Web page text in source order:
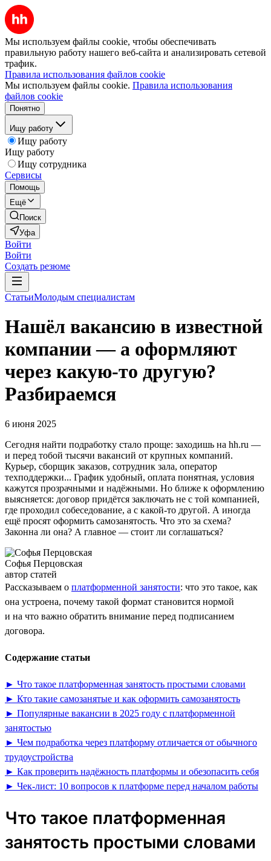
Мы используем файлы cookie, чтобы обеспечивать
правильную работу нашего веб-сайта и анализировать сетевой
трафик.
Правила использования файлов cookie
Мы используем файлы cookie. Правила использования
файлов cookie
Понятно
Ищу работу
Ищу работу
Ищу работу
Ищу сотрудника
Сервисы
Помощь
Ещё
Поиск
Уфа
Войти
Войти
Создать резюме
СтатьиМолодым специалистам
Нашёл вакансию в известной
компании — а оформляют
через какую-то другую?
Разбираемся
6 июня 2025
Сегодня найти подработку стало проще: заходишь на hh.ru —
и перед тобой тысячи вакансий от крупных компаний.
Курьер, сборщик заказов, сотрудник зала, оператор
техподдержки... График удобный, оплата понятная, условия
кажутся прозрачными и надёжными. Но ближе к оформлению
выясняется: договор придётся заключать не с той компанией,
где проходил собеседование, а с какой-то другой. А иногда
ещё просят оформить самозанятость. Что это за схема?
Законна ли она? А главное — стоит ли соглашаться?
Софья Перцовская
автор статей
Рассказываем о платформенной занятости: что это такое, как
она устроена, почему такой формат становится нормой
и на что важно обратить внимание перед подписанием
договора.
Содержание статьи
► Что такое платформенная занятость простыми словами
► Кто такие самозанятые и как оформить самозанятость
► Популярные вакансии в 2025 году с платформенной
занятостью
► Чем подработка через платформу отличается от обычного
трудоустройства
► Как проверить надёжность платформы и обезопасить себя
► Чек-лист: 10 вопросов к платформе перед началом работы
Что такое платформенная
занятость простыми словами